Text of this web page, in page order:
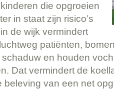
die opgroeien
in staat zijn risico’s
de wijk vermindert
patiënten,
schaduw en houden
Dat vermindert de
beleving van een net